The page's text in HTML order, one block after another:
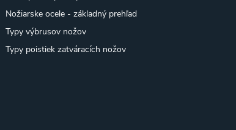
Nožiarske ocele - základný prehľad
Typy výbrusov nožov
Typy poistiek zatváracích nožov